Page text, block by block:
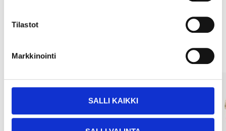
Tilastot
Markkinointi
SALLI KAIKKI
Other customers also bought